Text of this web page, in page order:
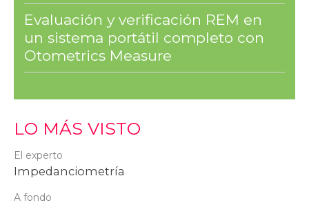
Evaluación y verificación REM en
un sistema portátil completo con
Otometrics Measure
LO MÁS VISTO
El experto
Impedanciometría
A fondo